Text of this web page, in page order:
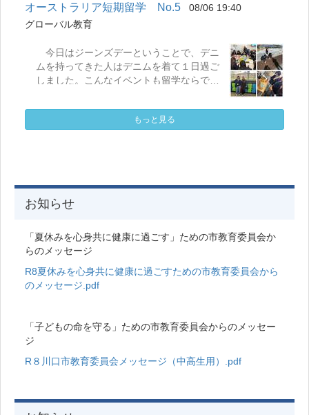
オーストラリア短期留学 No.5
08/06 19:40
グローバル教育
今日はジーンズデーということで、デニ
ムを持ってきた人はデニムを着て１日過ご
しました。こんなイベントも留学ならでは
ついて学び、午後からは現地校の授業に参
加しました。午後の後半は日本で準備し
加者全員がサポートに入って交流するな
ど、大変な盛り上がりをみせました。発表
深まる１日となりました。 明日はいよい
よ最後の現地校訪問になります。
もっと見る
お知らせ
「夏休みを心身共に健康に過ごす」ための市教育委員会か
らのメッセージ
R8夏休みを心身共に健康に過ごすための市教育委員会から
のメッセージ.pdf
「子どもの命を守る」ための市教育委員会からのメッセー
ジ
R８川口市教育委員会メッセージ（中高生用）.pdf